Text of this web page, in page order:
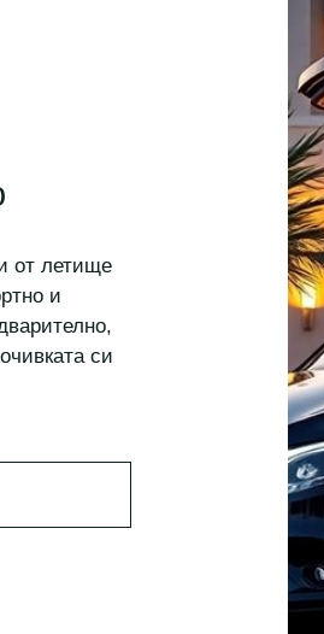
от летище
и
си